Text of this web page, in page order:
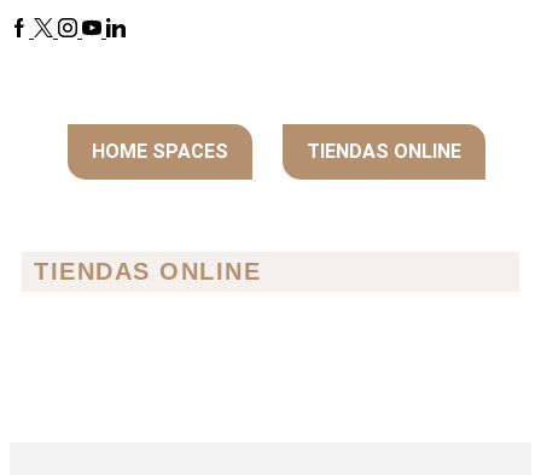
HOME SPACES TIENDAS ONLINE
TIENDAS ONLINE